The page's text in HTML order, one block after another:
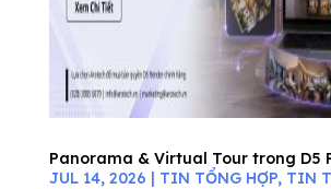
Panorama & Virtual Tour trong D5
JUL 14, 2026 | TIN TỔNG HỢP, TIN